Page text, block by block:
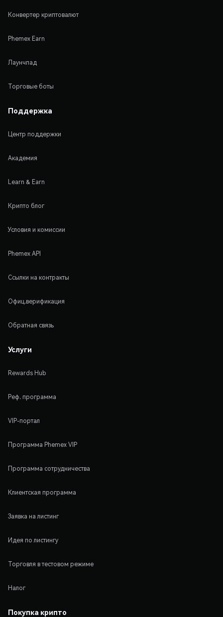
Конвертер криптовалют
Phemex Earn
Лаунчпад
Торговые боты
Поддержка
Центр поддержки
Академия
Learn & Earn
Крипто блог
Условия и комиссии
Phemex API
Ссылки на контракты
Офиц.верификация
Обратная связь
Услуги
Rewards Hub
Реф. программа
VIP-портал
Программа Phemex VIP
Программа сотрудничества
Клиентская программа
Заявка на листинг
Идея по листингу
Торговля в тестовом режиме
Налог
Покупка крипто